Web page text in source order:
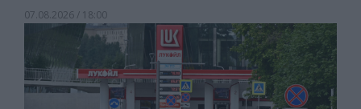
07.08.2026 / 18:00